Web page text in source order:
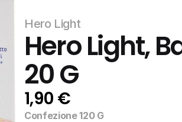
Hero Light
Hero Light,
20 G
1,90 €
Confezione 120 G